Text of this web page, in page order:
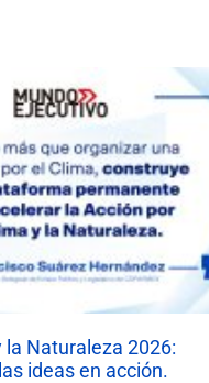
Naturaleza 2026:
ideas en acción.